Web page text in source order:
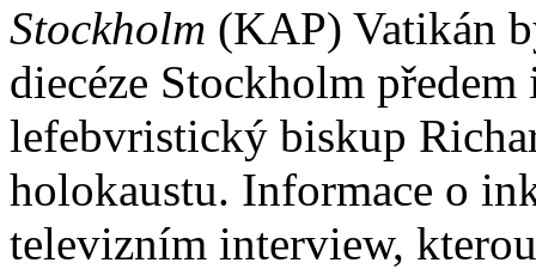
Stockholm (KAP) Vatikán
diecéze Stockholm
lefebvristický biskup
holokaustu. Informace o
televizním interview,